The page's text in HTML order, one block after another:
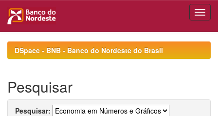
navigationDSpace - BNB - Banco do Nordeste do Brasil
Pesquisar
Pesquisar: